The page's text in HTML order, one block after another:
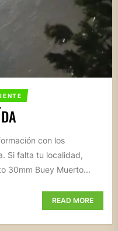
con los
Si falta tu localidad,
30mm Buey Muerto...
READ MORE